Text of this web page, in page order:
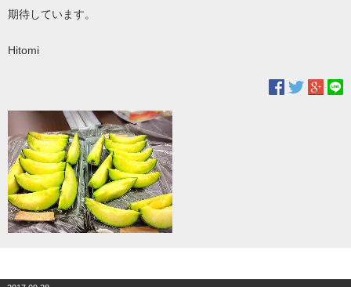
期待しています。
Hitomi